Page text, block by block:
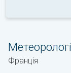
Франція